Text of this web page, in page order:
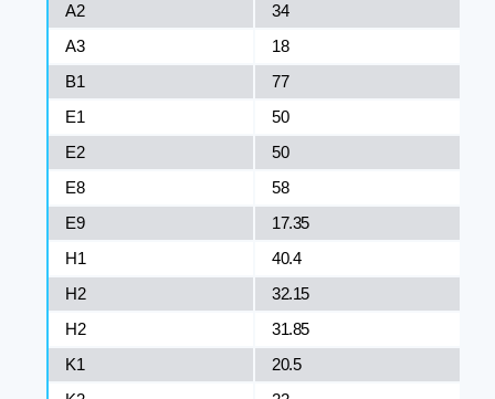
A2
34
A3
18
B1
77
E1
50
E2
50
E8
58
E9
17.35
H1
40.4
H2
32.15
H2
31.85
K1
20.5